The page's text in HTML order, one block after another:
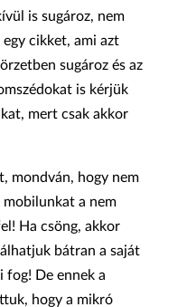
is sugároz, nem
cikket, ami azt
sugároz és az
is kérjük
mert csak akkor
mondván, hogy nem
mobilunkat a nem
Ha csöng, akkor
bátran a saját
fog! De ennek a
hogy a mikró